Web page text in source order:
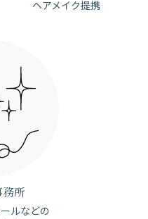
ヘアメイク提携
務所
ルなどの